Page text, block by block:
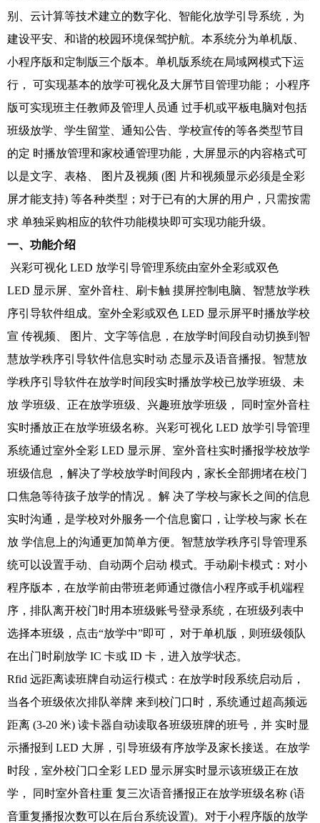
别、云计算等技术建立的数字化、智能化放学引导系统，为
建设平安、和谐的校园环境保驾护航。 本系统分为单机版、
小程序版和定制版三个版本。单机版系统在局域网模式下运
行， 可实现基本的放学可视化及大屏节目管理功能； 小程序
版可实现班主任教师及管理人员通 过手机或平板电脑对包括
班级放学、学生留堂、通知公告、学校宣传的等各类型节目
的定 时播放管理和家校通管理功能，大屏显示的内容格式可
以是文字、表格、 图片及视频 (图 片和视频显示必须是全彩
屏才能支持) 等各种类型；对于已有的大屏的用户，只需按需
求 单独采购相应的软件功能模块即可实现功能升级。
一、功能介绍
兴彩可视化 LED 放学引导管理系统由室外全彩或双色
LED 显示屏、室外音柱、刷卡触 摸屏控制电脑、智慧放学秩
序引导软件组成。室外全彩或双色 LED 显示屏平时播放学校
宣 传视频、 图片、文字等信息，在放学时间段自动切换到智
慧放学秩序引导软件信息实时动 态显示及语音播报。智慧放
学秩序引导软件在放学时间段实时播放学校已放学班级、未
放 学班级、正在放学班级、兴趣班放学班级， 同时室外音柱
实时播放正在放学班级名称。兴彩可视化 LED 放学引导管理
系统通过室外全彩 LED 显示屏、室外音柱实时播报学校放学
班级信息 ，解决了学校放学时间段内，家长全部拥堵在校门
口焦急等待孩子放学的情况 。解 决了学校与家长之间的信息
实时沟通，是学校对外服务一个信息窗口，让学校与家 长在
放 学信息上的沟通更加简单方便。智慧放学秩序引导管理系
统可以设置手动、自动两个启动 模式。 手动刷卡模式：对小
程序版本，在放学前由带班老师通过微信小程序或手机端程
序，排队离开校门时用本班级账号登录系统，在班级列表中
选择本班级，点击“放学中”即可， 对于单机版，则班级领队
在出门时刷放学 IC 卡或 ID 卡，进入放学状态。
Rfid 远距离读班牌自动运行模式：在放学时段系统启动后，
当各个班级依次排队举牌 来到校门口时，系统通过超高频远
距离 (3-20 米) 读卡器自动读取各班级班牌的班号，并 实时显
示播报到 LED 大屏，引导班级有序放学及家长接送。 在放学
时段，室外校门口全彩 LED 显示屏实时显示该班级正在放
学， 同时室外音柱重 复三次语音播报正在放学班级名称 (语
音重复播报次数可以在后台系统设置)。 对于小程序版的放学